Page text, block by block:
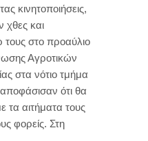
κινητοποιήσεις,
και
στο προαύλιο
Αγροτικών
στα νότιο τμήμα
ότι θα
τα αιτήματα τους
φορείς. Στη